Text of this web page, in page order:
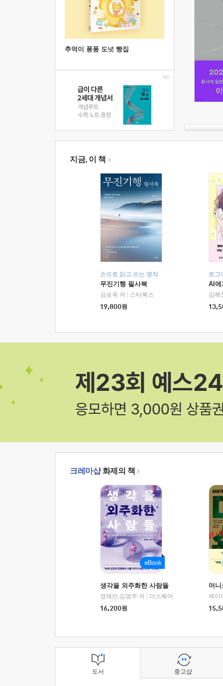
추억이 퐁퐁 도넛 빵집
지금, 이 책
손으로 읽고 쓰는 명작
무진기행 필사북
김승옥 저
스타북스
19,800원
로그
AI에
김혜
크레마샵화제의 책
생각을 외주화한 사람들
정재민,김영주 저
더스퀘어
16,200원
머
도서 중고샵